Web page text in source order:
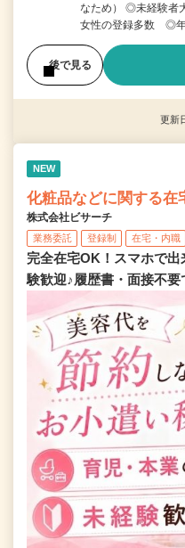
なため） ◎未経験者
女性の登録多数 ◎
後で見る
更新
NEW
化粧品などに関する在
株式会社ビサーチ
業務委託 登録制 在宅・内職
完全在宅OK！スマホで
験歓迎♪履歴書・面接不要